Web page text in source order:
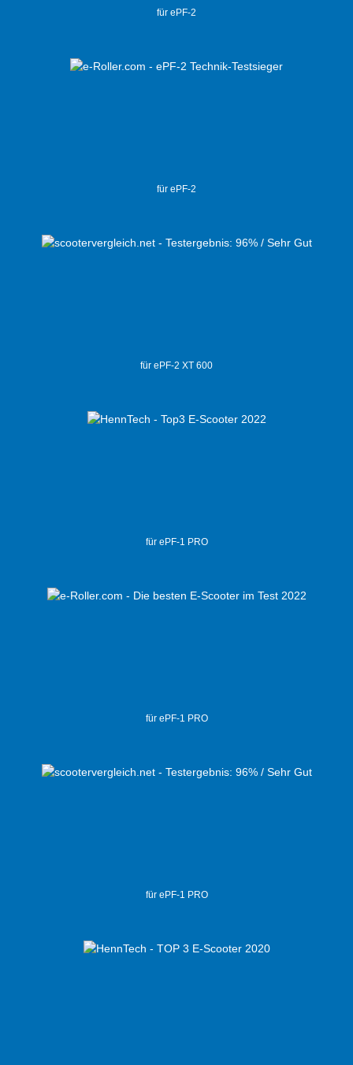
für ePF-2
für ePF-2
für ePF-2 XT 600
für ePF-1 PRO
für ePF-1 PRO
für ePF-1 PRO